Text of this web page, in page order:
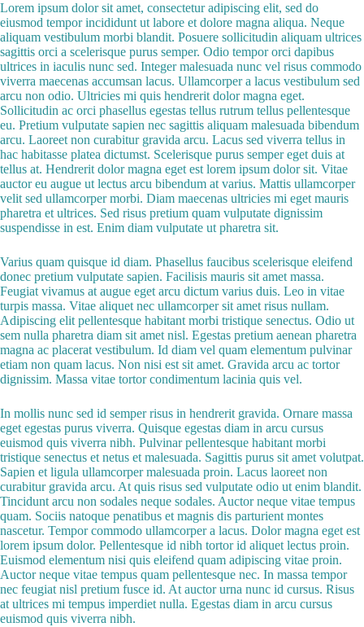
Lorem ipsum dolor sit amet, consectetur adipiscing elit, sed do
eiusmod tempor incididunt ut labore et dolore magna aliqua. Neque
aliquam vestibulum morbi blandit. Posuere sollicitudin aliquam ultrices
sagittis orci a scelerisque purus semper. Odio tempor orci dapibus
ultrices in iaculis nunc sed. Integer malesuada nunc vel risus commodo
viverra maecenas accumsan lacus. Ullamcorper a lacus vestibulum sed
arcu non odio. Ultricies mi quis hendrerit dolor magna eget.
Sollicitudin ac orci phasellus egestas tellus rutrum tellus pellentesque
eu. Pretium vulputate sapien nec sagittis aliquam malesuada bibendum
arcu. Laoreet non curabitur gravida arcu. Lacus sed viverra tellus in
hac habitasse platea dictumst. Scelerisque purus semper eget duis at
tellus at. Hendrerit dolor magna eget est lorem ipsum dolor sit. Vitae
auctor eu augue ut lectus arcu bibendum at varius. Mattis ullamcorper
velit sed ullamcorper morbi. Diam maecenas ultricies mi eget mauris
pharetra et ultrices. Sed risus pretium quam vulputate dignissim
suspendisse in est. Enim diam vulputate ut pharetra sit.
Varius quam quisque id diam. Phasellus faucibus scelerisque eleifend
donec pretium vulputate sapien. Facilisis mauris sit amet massa.
Feugiat vivamus at augue eget arcu dictum varius duis. Leo in vitae
turpis massa. Vitae aliquet nec ullamcorper sit amet risus nullam.
Adipiscing elit pellentesque habitant morbi tristique senectus. Odio ut
sem nulla pharetra diam sit amet nisl. Egestas pretium aenean pharetra
magna ac placerat vestibulum. Id diam vel quam elementum pulvinar
etiam non quam lacus. Non nisi est sit amet. Gravida arcu ac tortor
dignissim. Massa vitae tortor condimentum lacinia quis vel.
In mollis nunc sed id semper risus in hendrerit gravida. Ornare massa
eget egestas purus viverra. Quisque egestas diam in arcu cursus
euismod quis viverra nibh. Pulvinar pellentesque habitant morbi
tristique senectus et netus et malesuada. Sagittis purus sit amet volutpat.
Sapien et ligula ullamcorper malesuada proin. Lacus laoreet non
curabitur gravida arcu. At quis risus sed vulputate odio ut enim blandit.
Tincidunt arcu non sodales neque sodales. Auctor neque vitae tempus
quam. Sociis natoque penatibus et magnis dis parturient montes
nascetur. Tempor commodo ullamcorper a lacus. Dolor magna eget est
lorem ipsum dolor. Pellentesque id nibh tortor id aliquet lectus proin.
Euismod elementum nisi quis eleifend quam adipiscing vitae proin.
Auctor neque vitae tempus quam pellentesque nec. In massa tempor
nec feugiat nisl pretium fusce id. At auctor urna nunc id cursus. Risus
at ultrices mi tempus imperdiet nulla. Egestas diam in arcu cursus
euismod quis viverra nibh.